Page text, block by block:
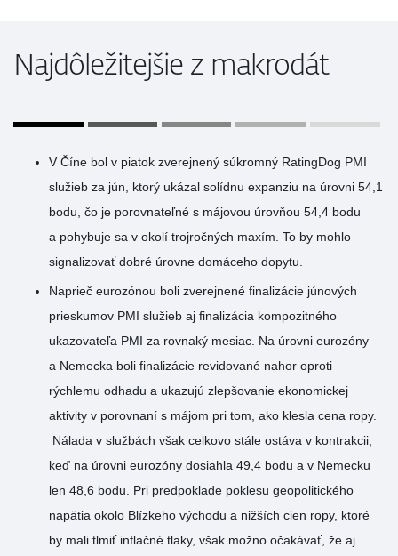
Najdôležitejšie z makrodát
V Číne bol v piatok zverejnený súkromný RatingDog PMI
služieb za jún, ktorý ukázal solídnu expanziu na úrovni 54,1
bodu, čo je porovnateľné s májovou úrovňou 54,4 bodu
a pohybuje sa v okolí trojročných maxím. To by mohlo
signalizovať dobré úrovne domáceho dopytu.
Naprieč eurozónou boli zverejnené finalizácie júnových
prieskumov PMI služieb aj finalizácia kompozitného
ukazovateľa PMI za rovnaký mesiac. Na úrovni eurozóny
a Nemecka boli finalizácie revidované nahor oproti
rýchlemu odhadu a ukazujú zlepšovanie ekonomickej
aktivity v porovnaní s májom pri tom, ako klesla cena ropy.
Nálada v službách však celkovo stále ostáva v kontrakcii,
keď na úrovni eurozóny dosiahla 49,4 bodu a v Nemecku
len 48,6 bodu. Pri predpoklade poklesu geopolitického
napätia okolo Blízkeho východu a nižších cien ropy, ktoré
by mali tlmiť inflačné tlaky, však možno očakávať, že aj